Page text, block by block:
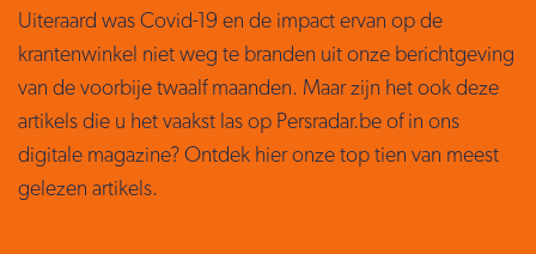
Uiteraard was Covid-19 en de impact ervan op de
krantenwinkel niet weg te branden uit onze berichtgeving
van de voorbije twaalf maanden. Maar zijn het ook deze
artikels die u het vaakst las op Persradar.be of in ons
digitale magazine? Ontdek hier onze top tien van meest
gelezen artikels.